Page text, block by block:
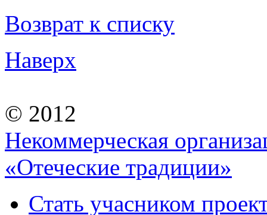
Возврат к списку
Наверх
© 2012
Некоммерческая
«Отеческие традиции»
Стать учасником